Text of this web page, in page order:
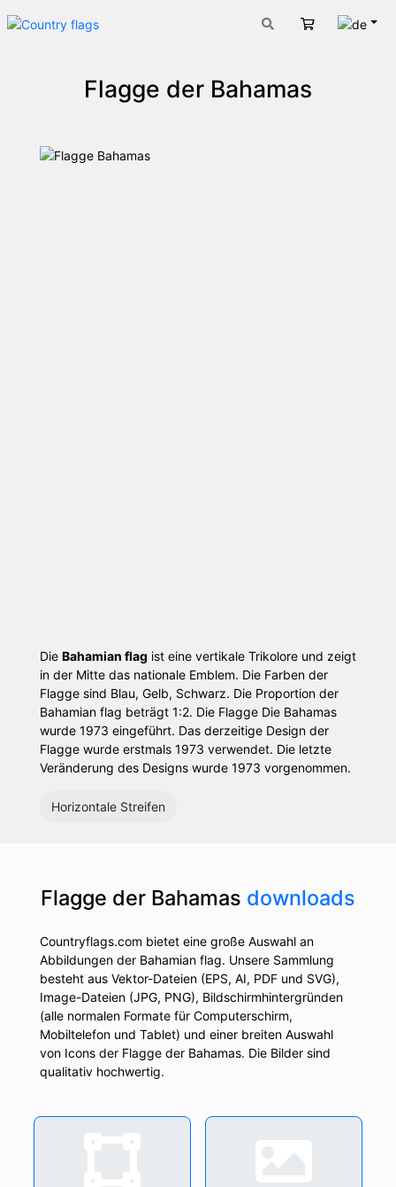
Warenkorb
Flagge der Bahamas
Die Bahamian flag ist eine vertikale Trikolore und zeigt
in der Mitte das nationale Emblem. Die Farben der
Flagge sind Blau, Gelb, Schwarz. Die Proportion der
Bahamian flag beträgt 1:2. Die Flagge Die Bahamas
wurde 1973 eingeführt. Das derzeitige Design der
Flagge wurde erstmals 1973 verwendet. Die letzte
Veränderung des Designs wurde 1973 vorgenommen.
Horizontale Streifen
Flagge der Bahamas downloads
Countryflags.com bietet eine große Auswahl an
Abbildungen der Bahamian flag. Unsere Sammlung
besteht aus Vektor-Dateien (EPS, AI, PDF und SVG),
Image-Dateien (JPG, PNG), Bildschirmhintergründen
(alle normalen Formate für Computerschirm,
Mobiltelefon und Tablet) und einer breiten Auswahl
von Icons der Flagge der Bahamas. Die Bilder sind
qualitativ hochwertig.